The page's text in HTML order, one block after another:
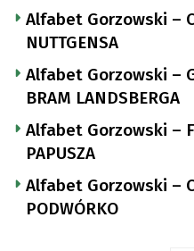
Alfabet Gorzowski – C
NUTTGENSA
Alfabet Gorzowski – G
BRAM LANDSBERGA
Alfabet Gorzowski – F
PAPUSZA
Alfabet Gorzowski – C
PODWÓRKO